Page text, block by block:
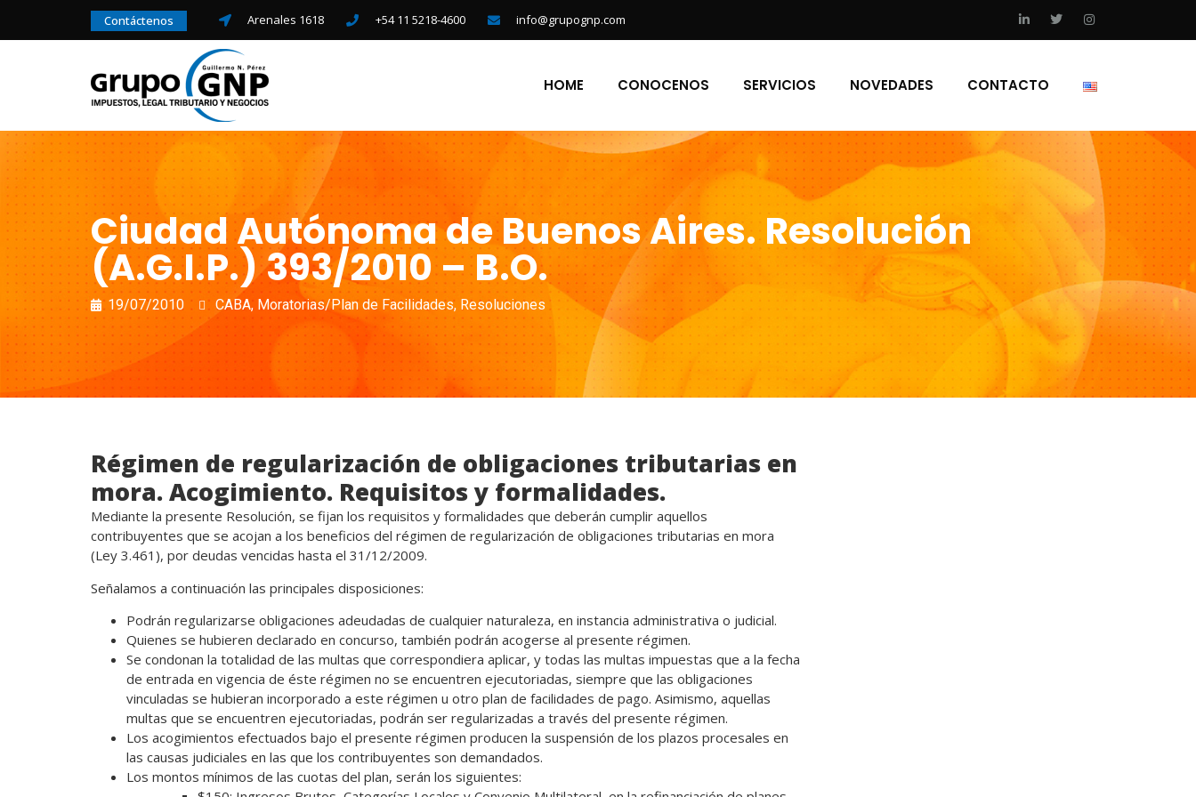
Contáctenos Arenales 1618 +54 11 5218-4600 info@grupognp.com
HOME CONOCENOS SERVICIOS NOVEDADES CONTACTO
Ciudad Autónoma de Buenos Aires. Resolución
(A.G.I.P.) 393/2010 – B.O.
19/07/2010 CABA, Moratorias/Plan de Facilidades, Resoluciones
Régimen de regularización de obligaciones tributarias en
mora. Acogimiento. Requisitos y formalidades.
Mediante la presente Resolución, se fijan los requisitos y formalidades que deberán cumplir aquellos
contribuyentes que se acojan a los beneficios del régimen de regularización de obligaciones tributarias en mora
(Ley 3.461), por deudas vencidas hasta el 31/12/2009.
Señalamos a continuación las principales disposiciones:
Podrán regularizarse obligaciones adeudadas de cualquier naturaleza, en instancia administrativa o judicial.
Quienes se hubieren declarado en concurso, también podrán acogerse al presente régimen.
Se condonan la totalidad de las multas que correspondiera aplicar, y todas las multas impuestas que a la fecha
de entrada en vigencia de éste régimen no se encuentren ejecutoriadas, siempre que las obligaciones
vinculadas se hubieran incorporado a este régimen u otro plan de facilidades de pago. Asimismo, aquellas
multas que se encuentren ejecutoriadas, podrán ser regularizadas a través del presente régimen.
Los acogimientos efectuados bajo el presente régimen producen la suspensión de los plazos procesales en
las causas judiciales en las que los contribuyentes son demandados.
Los montos mínimos de las cuotas del plan, serán los siguientes: